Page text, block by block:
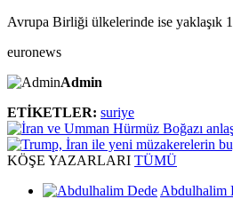
Avrupa Birliği ülkelerinde ise yaklaşık
euronews
Admin
ETİKETLER: suriye
KÖŞE YAZARLARI TÜMÜ
Abdulhalim